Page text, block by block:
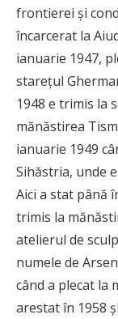
frontierei și
încarcerat la
ianuarie 1947,
starețul
1948 e trimis la
mănăstirea
ianuarie 1949
Sihăstria, unde
Aici a stat până
trimis la
atelierul de
numele de
când a plecat la
arestat în 1958